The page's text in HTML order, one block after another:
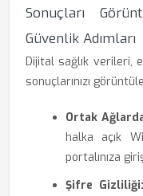
Sonuçları
Güvenlik Adımları
Dijital sağlık verileri,
sonuçlarınızı
Ortak
halka açık
portalınıza
Şifre Gizliliği: